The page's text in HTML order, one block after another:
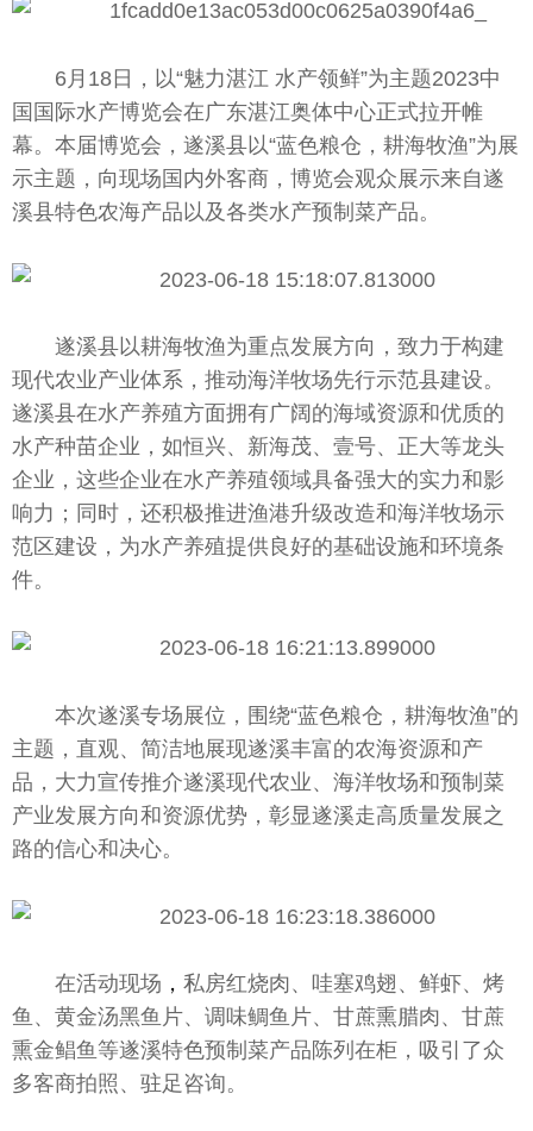
6月18日，以“魅力湛江 水产领鲜”为主题2023中
国 国际水产博览会在广东湛江奥体中心正式拉开帷
幕。本届博览会，遂溪县以“蓝色粮仓，耕海牧渔”为展
示主题，向现场国内外客商，博览会观众展示来自遂
溪县特色农海产品以及各类水产预制菜产品。
遂溪县以耕海牧渔为重点发展方向，致力于构建
现代农业产业体系，推动海洋牧场先行示范县建设。
遂溪县在水产养殖方面拥有广阔的海域资源和优质的
水产种苗企业，如恒兴、新海茂、壹号、正大等龙头
企业，这些企业在水产养殖领域具备强大的实力和影
响力；同时，还积极推进渔港升级改造和海洋牧场示
范区建设，为水产养殖提供良好的基础设施和环境条
件。
本次遂溪专场展位，围绕“蓝色粮仓，耕海牧渔”的
主题，直观、简洁地展现遂溪丰富的农海资源和产
品，大力宣传推介遂溪现代农业、海洋牧场和预制菜
产业发展方向和资源优势，彰显遂溪走高质量发展之
路的信心和决心。
在活动现场 ， 私房红烧肉、哇塞鸡翅、鲜虾、烤
鱼、黄金汤黑鱼片、调味鲷鱼片、甘蔗熏腊肉、甘蔗
熏金鲳鱼等遂溪特色预制菜产品陈列在柜，吸引了众
多客商拍照、驻足咨询。